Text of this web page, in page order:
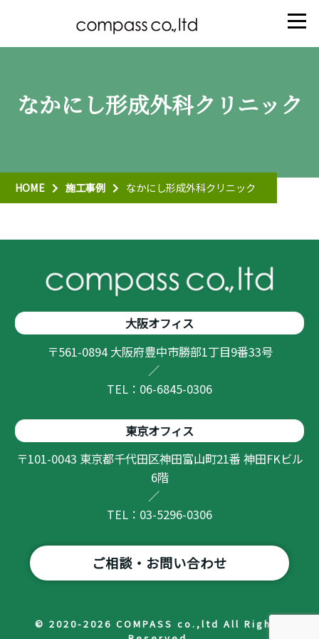
なかにし形成外科クリニック
HOME 施工事例 なかにし形成外科クリニック
大阪オフィス
〒561-0894 大阪府豊中市勝部1丁目9番33号
／
TEL：06-6845-0306
東京オフィス
〒101-0043 東京都千代田区神田富山町21番 神田FKビル
6階
／
TEL：03-5296-0306
ご相談・お問い合わせ
© 2020-2026 COMPASS co.,ltd All Rights